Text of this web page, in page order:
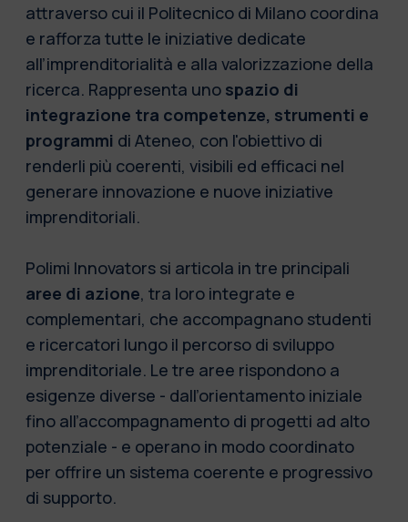
attraverso cui il Politecnico di Milano coordina
e rafforza tutte le iniziative dedicate
all’imprenditorialità e alla valorizzazione della
ricerca. Rappresenta uno spazio di
integrazione tra competenze, strumenti e
programmi di Ateneo, con l'obiettivo di
renderli più coerenti, visibili ed efficaci nel
generare innovazione e nuove iniziative
imprenditoriali.
Polimi Innovators si articola in tre principali
aree di azione, tra loro integrate e
complementari, che accompagnano studenti
e ricercatori lungo il percorso di sviluppo
imprenditoriale. Le tre aree rispondono a
esigenze diverse - dall’orientamento iniziale
fino all’accompagnamento di progetti ad alto
potenziale - e operano in modo coordinato
per offrire un sistema coerente e progressivo
di supporto.